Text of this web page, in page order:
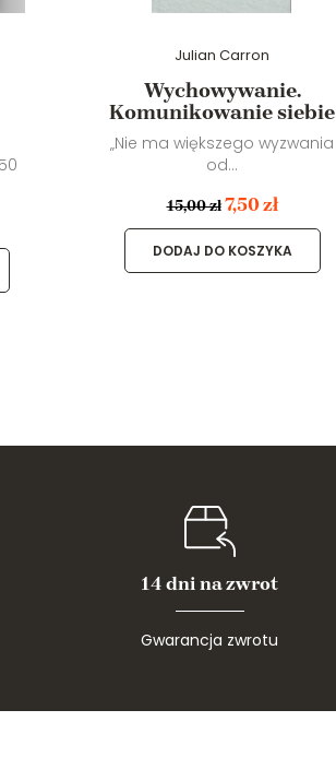
Julian Carron
Wychowywanie.
Komunikowanie siebie
„Nie ma większego wyzwania
od...
15,00 zł 7,50 zł
DODAJ DO KOSZYKA
14 dni na zwrot
Gwarancja zwrotu